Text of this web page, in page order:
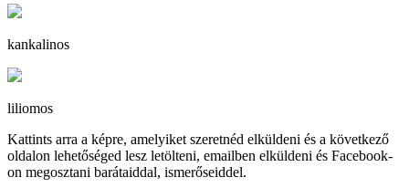
kankalinos
liliomos
Kattints arra a képre, amelyiket szeretnéd elküldeni és a következő
oldalon lehetőséged lesz letölteni, emailben elküldeni és Facebook-
on megosztani barátaiddal, ismerőseiddel.